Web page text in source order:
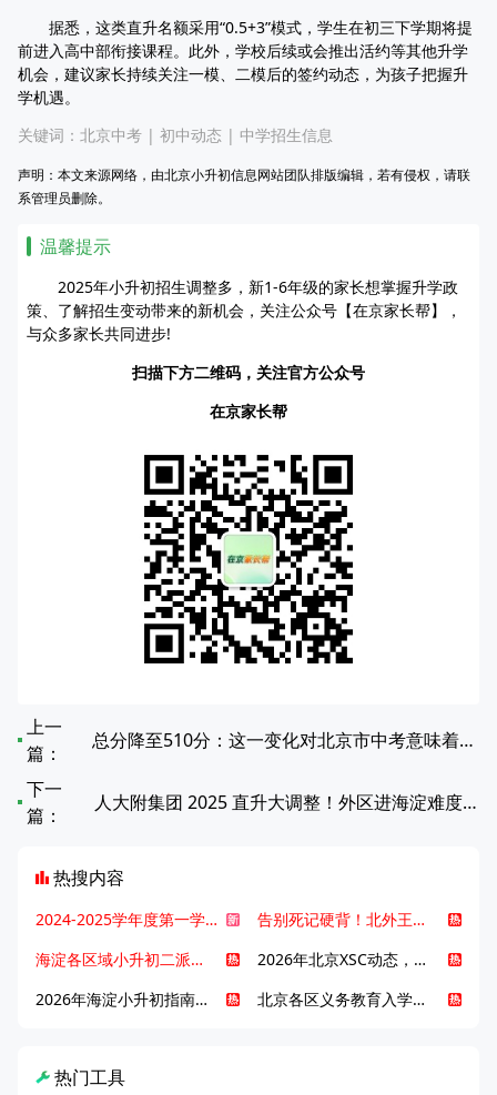
据悉，这类直升名额采用“0.5+3”模式，学生在初三下学期将提
前进入高中部衔接课程。此外，学校后续或会推出活约等其他升学
机会，建议家长持续关注一模、二模后的签约动态，为孩子把握升
学机遇。
关键词： 北京中考 | 初中动态 | 中学招生信息
声明：本文来源网络，由北京小升初信息网站团队排版编辑，若有侵权，请联
系管理员删除。
温馨提示
2025年小升初招生调整多，新1-6年级的家长想掌握升学政
策、了解招生变动带来的新机会，关注公众号【在京家长帮】，
与众多家长共同进步!
扫描下方二维码，关注官方公众号
在京家长帮
上一
篇：
总分降至510分：这一变化对北京市中考意味着什么？
下一
篇：
人大附集团 2025 直升大调整！外区进海淀难度升级
热搜内容
2024-2025学年度第一学期北京各区期末考试真题试卷汇总
告别死记硬背！北外王牌精读词汇课，帮孩子突破英语词汇难关
海淀各区域小升初二派全攻略合集！区域一至五志愿填报、升学策略详解
2026年北京XSC动态，持续更新中ing...
2026年海淀小升初指南，一文了解招生政策要点
北京各区义务教育入学咨询电话汇总，25年小升初家长提前收藏
热门工具